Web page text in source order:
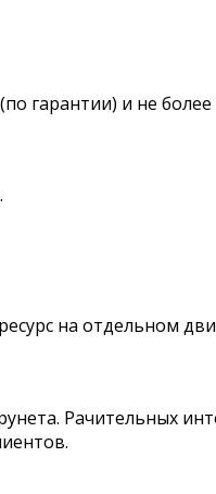
гарантии) и не более
на отдельном
Рачительных